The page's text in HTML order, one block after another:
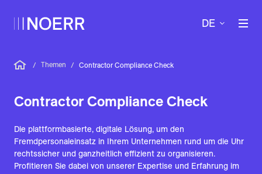
DE
/ Themen / Contractor Compliance Check
Contractor Compliance Check
Die plattformbasierte, digitale Lösung, um den
Fremdpersonaleinsatz in Ihrem Unternehmen rund um die Uhr
rechtssicher und ganzheitlich effizient zu organisieren.
Profitieren Sie dabei von unserer Expertise und Erfahrung im